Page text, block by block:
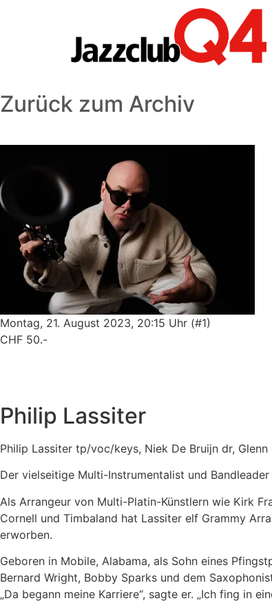
Zurück zum Archiv
Montag, 21. August 2023, 20:15 Uhr (#1)
CHF 50.-
Philip Lassiter
Philip Lassiter tp/voc/keys, Niek De Bruijn dr,
Der vielseitige Multi-Instrumentalist und
Als Arrangeur von Multi-Platin-Künstlern wie Kirk
Cornell und Timbaland hat Lassiter elf Grammy
erworben.
Geboren in Mobile, Alabama, als Sohn eines
Bernard Wright, Bobby Sparks und dem
„Da begann meine Karriere“, sagte er. „Ich fing in